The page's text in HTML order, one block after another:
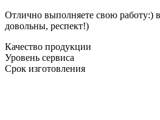
Отлично выполняете свою работу:)
довольны, респект!)
Качество продукции
Уровень сервиса
Срок изготовления